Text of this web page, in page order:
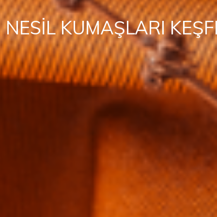
NESIL KUMAŞLARI